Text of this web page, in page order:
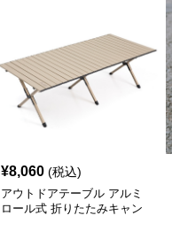
¥8,060 (税込)
アウトドアテーブル アルミ
ロール式 折りたたみキャン